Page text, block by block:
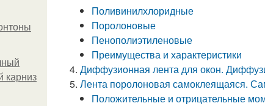
карниз
Поливинилхлоридные
Поролоновые
Пенополиэтиленовые
Преимущества и характеристики
Диффузионная лента для окон.
Лента поролоновая самоклеящаяся.
Положительные и отрицательные